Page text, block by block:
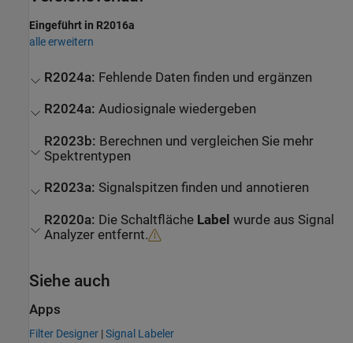
Eingeführt in R2016a
alle erweitern
R2024a: Fehlende Daten finden und ergänzen
R2024a:Audiosignale wiedergeben
R2023b: Berechnen und vergleichen Sie mehr
Spektrentypen
R2023a: Signalspitzen finden und annotieren
R2020a: Die Schaltfläche Label wurde aus Signal
Analyzer entfernt.
Siehe auch
Apps
Filter Designer |Signal Labeler